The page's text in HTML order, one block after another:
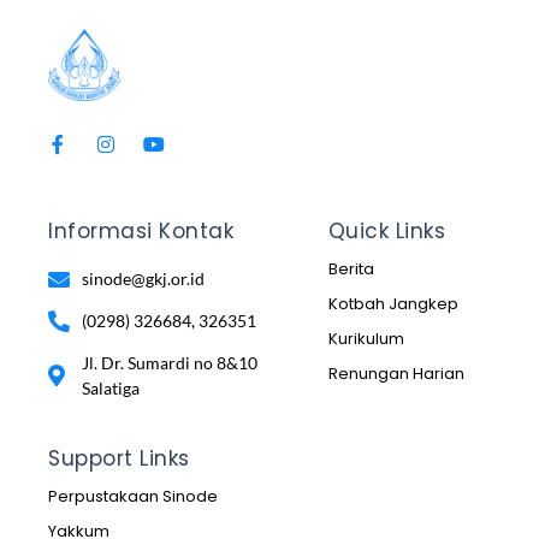
Informasi Kontak
sinode@gkj.or.id
(0298) 326684, 326351
Jl. Dr. Sumardi no 8&10
Salatiga
Quick Links
Berita
Kotbah Jangkep
Kurikulum
Renungan Harian
Support Links
Perpustakaan Sinode
Yakkum